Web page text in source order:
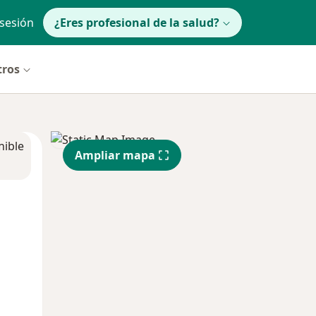
¿Eres profesional de la salud?
Ampliar mapa